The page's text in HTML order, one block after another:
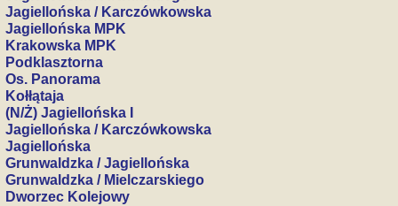
Jagiellońska / Karczówkowska
Jagiellońska MPK
Krakowska MPK
Podklasztorna
Os. Panorama
Kołłątaja
(N/Ż) Jagiellońska I
Jagiellońska / Karczówkowska
Jagiellońska
Grunwaldzka / Jagiellońska
Grunwaldzka / Mielczarskiego
Dworzec Kolejowy